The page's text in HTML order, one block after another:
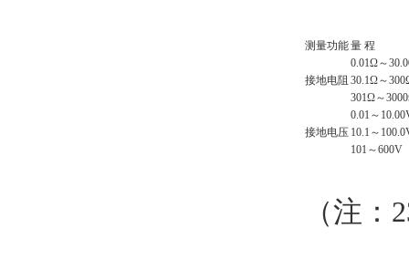
测量功能量 程
接地电阻
0.01Ω～
30.1Ω～
301Ω～
接地电压
0.01～
10.1～
101～600V
（注